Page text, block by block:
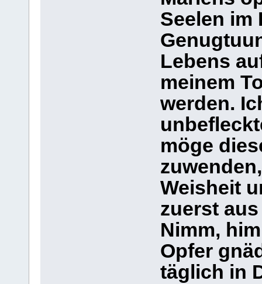
Seelen im
Lebens
meinem
werden.
möge
Weisheit
zuerst
Nimm,
Opfer
täglich in